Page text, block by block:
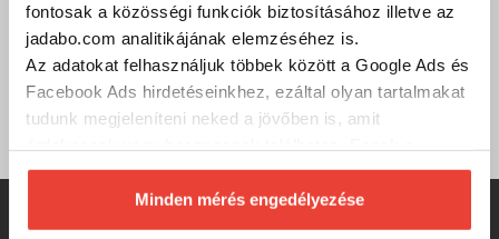
fontosak a közösségi funkciók biztosításához illetve az
jadabo.com analitikájának elemzéséhez is.
Az adatokat felhasználjuk többek között a Google Ads és
Facebook Ads hirdetéseinkhez, ezáltal olyan tartalmakat
tudunk megjeleníteni neked a jövőben is, amit
biztosításához arra kérünk, hogy engedd meg
számunkra minden mérés használatát.
Természetesensoha semmilyen formában nem fogunk
Minden mérés engedélyezése
Összegyűjtöttük a legfontosabb kérdéseket és válaszokat
a weboldalról és a JADABO-ról. Böngészd őket kedved
szerint, ha esetleg nem találod, amit kerestél, hívj minket
vagy írj nekünk! Görbüljön!
Gyakran ismételt kérdések